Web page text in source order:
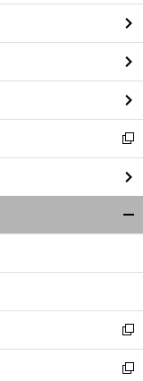
ウ
ィ
ン
ド
ウ
で
開
く
新
し
い
ウ
ィ
ン
ウ
開
く
新
し
い
新